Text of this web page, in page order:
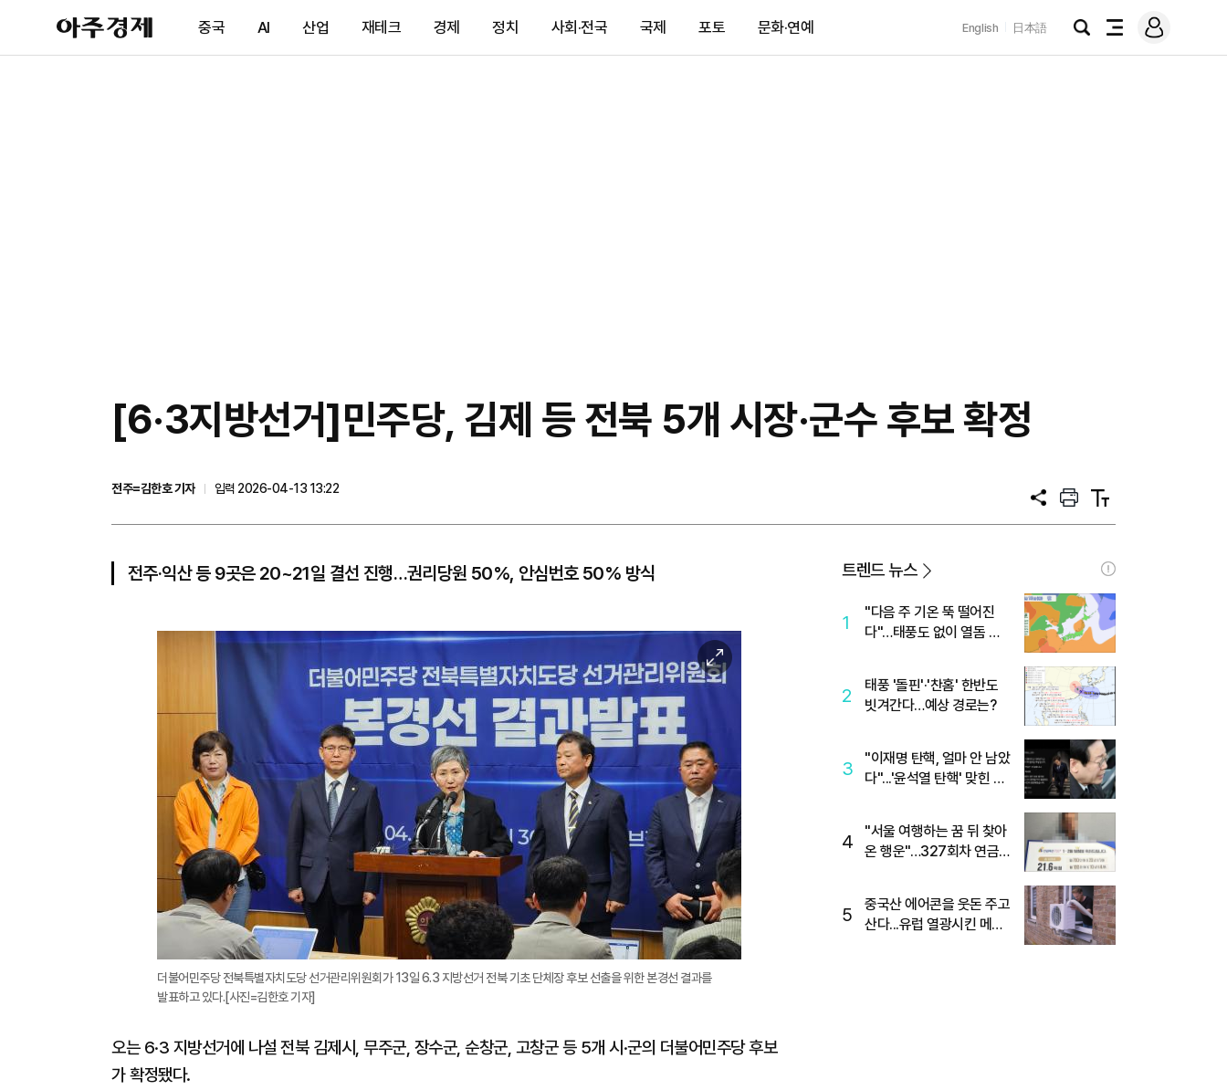
아
주
제
중국 AI 산업 재테크 경제 정치 사회·전국 국제 포토 문화·연예 English 日本語
검
전
메
그
[6·3지방선거]민주당, 김제 등 전북 5개 시장·군수 후보 확정
전주=김한호 기자
입력 2026-04-13 13:22
공
프
트
텍
트
전주·익산 등 9곳은 20~21일 결선 진행…권리당원 50%, 안심번호 50% 방식
이
미
확
대
더불어민주당 전북특별자치도당 선거관리위원회가 13일 6.3 지방선거 전북 기초 단체장 후보 선출을 위한 본경선 결과를
발표하고 있다.[사진=김한호 기자]
오는 6·3 지방선거에 나설 전북 김제시, 무주군, 장수군, 순창군, 고창군 등 5개 시·군의 더불어민주당 후보
가 확정됐다.
트렌드 뉴스
1
"다음 주 기온 뚝 떨어진
다"…태풍도 없이 열돔 박
2
태풍 '돌핀'·'찬홈' 한반도
빗겨간다…예상 경로는?
3
"이재명 탄핵, 얼마 안 남았
다"...'윤석열 탄핵' 맞힌 무
4
"서울 여행하는 꿈 뒤 찾아
온 행운"…327회차 연금
5
중국산 에어콘을 웃돈 주고
산다...유럽 열광시킨 메이